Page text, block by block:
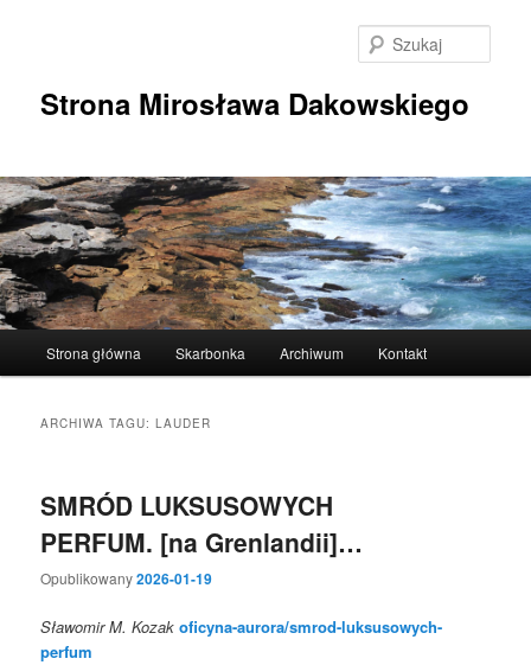
Strona Mirosława Dakowskiego
Strona główna Skarbonka Archiwum Kontakt
ARCHIWA TAGU:LAUDER
SMRÓD LUKSUSOWYCH
PERFUM. [na Grenlandii]…
Opublikowany2026-01-19
Sławomir M. Kozak oficyna-aurora/smrod-luksusowych-
perfum